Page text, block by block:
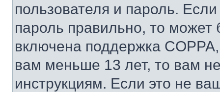
пользователя и пароль.
пароль правильно, то может
включена поддержка
вам меньше 13 лет, то вам
инструкциям. Если это не